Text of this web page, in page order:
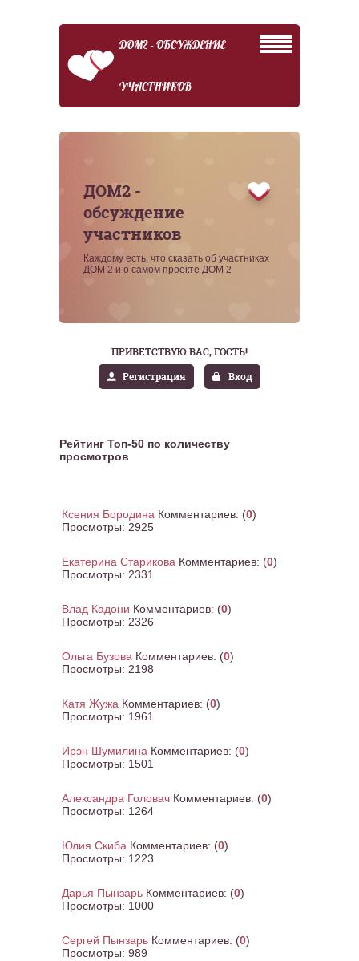
ДОМ2 - ОБСУЖДЕНИЕ
УЧАСТНИКОВ
ДОМ2 -
обсуждение
участников
Каждому есть, что сказать об участниках
ДОМ 2 и о самом проекте ДОМ 2
ПРИВЕТСТВУЮ ВАС, ГОСТЬ!
Регистрация
Вход
Рейтинг Топ-50 по количеству
просмотров
Ксения Бородина Комментариев: (0)
Просмотры: 2925
Екатерина Старикова Комментариев: (0)
Просмотры: 2331
Влад Кадони Комментариев: (0)
Просмотры: 2326
Ольга Бузова Комментариев: (0)
Просмотры: 2198
Катя Жужа Комментариев: (0)
Просмотры: 1961
Ирэн Шумилина Комментариев: (0)
Просмотры: 1501
Александра Головач Комментариев: (0)
Просмотры: 1264
Юлия Скиба Комментариев: (0)
Просмотры: 1223
Дарья Пынзарь Комментариев: (0)
Просмотры: 1000
Сергей Пынзарь Комментариев: (0)
Просмотры: 989